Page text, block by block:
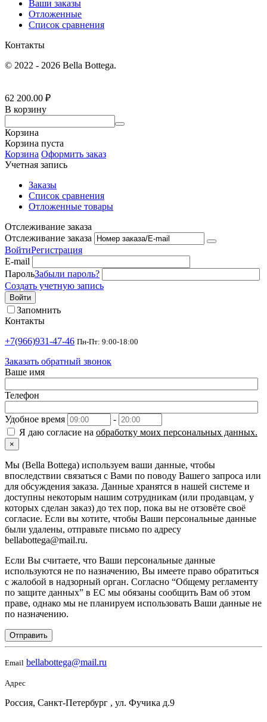
Ваши заказы
Отложенные
Список сравнения
Контакты
© 2022 - 2026 Bella Bottega.
62 200.00 ₽
В корзину
Корзина
Корзина пуста
Корзина Оформить заказ
Учетная запись
Заказы
Список сравнения
Отложенные товары
Отслеживание заказа
Отслеживание заказа
ВойтиРегистрация
E-mail
ПарольЗабыли пароль?
Создать учетную запись
Войти
Запомнить
Контакты
+7(966)931-47-46 Пн-Пт: 9:00-18:00
Заказать обратный звонок
Ваше имя
Телефон
Удобное время
-
Я даю согласие на обработку моих персональных данных.
×
Мы (Bella Bottega) используем ваши данные, чтобы
впоследствии связаться с Вами по поводу Вашего запроса или
для обсуждения заказа. Данные хранятся в нашей системе и
доступны некоторым нашим сотрудникам (или продавцам, у
которых сделан заказ) до тех пор, пока вы не отзовёте своё
согласие. Если вы хотите, чтобы Ваши персональные данные
были удалены, отправьте письмо по адресу
bellabottega@mail.ru.
Если Вы считаете, что Ваши персональные данные
используются не по назначению, Вы имеете право обратиться
с жалобой в надзорный орган. Согласно “Общему регламенту
по защите данных” в ЕС мы обязаны сообщить Вам об этом
праве, однако мы не планируем использовать Ваши данные не
по назначению.
Отправить
Email bellabottega@mail.ru
Адрес
Россия, Санкт-Петербург , ул. Фучика д.9